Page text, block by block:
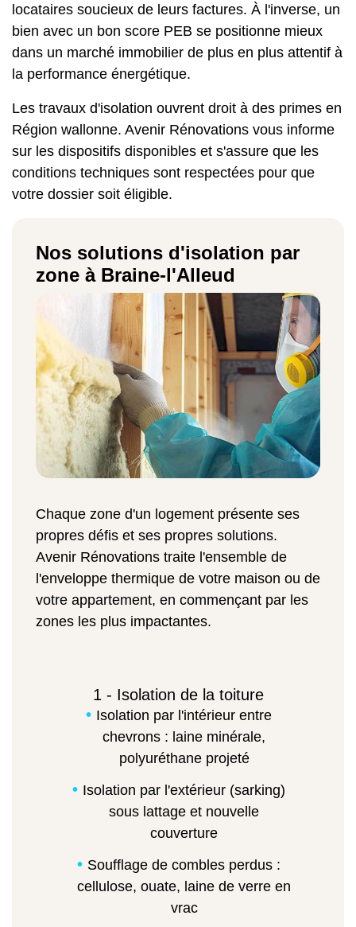
locataires soucieux de leurs factures. À l'inverse, un
bien avec un bon score PEB se positionne mieux
dans un marché immobilier de plus en plus attentif à
la performance énergétique.
Les travaux d'isolation ouvrent droit à des primes en
Région wallonne. Avenir Rénovations vous informe
sur les dispositifs disponibles et s'assure que les
conditions techniques sont respectées pour que
votre dossier soit éligible.
Nos solutions d'isolation par
zone à Braine-l'Alleud
Chaque zone d'un logement présente ses
propres défis et ses propres solutions.
Avenir Rénovations traite l'ensemble de
l'enveloppe thermique de votre maison ou de
votre appartement, en commençant par les
zones les plus impactantes.
1 - Isolation de la toiture
Isolation par l'intérieur entre
chevrons : laine minérale,
polyuréthane projeté
Isolation par l'extérieur (sarking)
sous lattage et nouvelle
couverture
Soufflage de combles perdus :
cellulose, ouate, laine de verre en
vrac